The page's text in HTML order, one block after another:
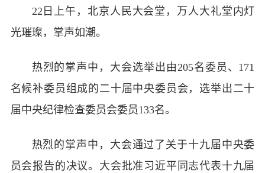
22日上午，北京人民大会堂，万人大礼堂内灯
光璀璨，掌声如潮。
热烈的掌声中，大会选举出由205名委员、171
名候补委员组成的二十届中央委员会，选举出二十
届中央纪律检查委员会委员133名。
热烈的掌声中，大会通过了关于十九届中央委
员会报告的决议。大会批准习近平同志代表十九届